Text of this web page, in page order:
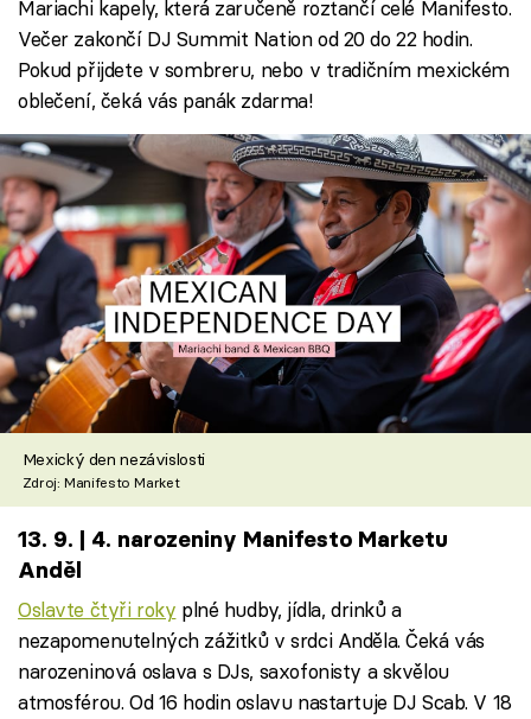
Mariachi kapely, která zaručeně roztančí celé Manifesto.
Večer zakončí DJ Summit Nation od 20 do 22 hodin.
Pokud přijdete v sombreru, nebo v tradičním mexickém
oblečení, čeká vás panák zdarma!
Mexický den nezávislosti
Zdroj: Manifesto Market
13. 9. | 4. narozeniny Manifesto Marketu
Anděl
Oslavte čtyři roky plné hudby, jídla, drinků a
nezapomenutelných zážitků v srdci Anděla. Čeká vás
narozeninová oslava s DJs, saxofonisty a skvělou
atmosférou. Od 16 hodin oslavu nastartuje DJ Scab. V 18